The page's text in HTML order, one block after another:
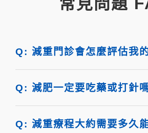
Q: 減重門診會怎麼評估我
Q: 減肥一定要吃藥或打針
Q: 減重療程大約需要多久